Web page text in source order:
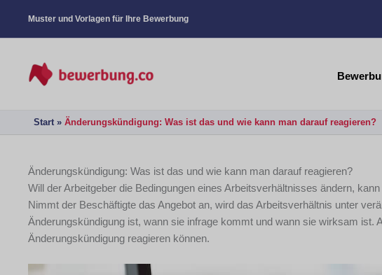
Muster und Vorlagen für Ihre Bewerbung
Start Änderungskündigung: Was ist das und wie kann man darauf reagieren?
Änderungskündigung: Was ist das und wie kann man darauf reagieren?
Will der Arbeitgeber die Bedingungen eines Arbeitsverhältnisses ändern,
Nimmt der Beschäftigte das Angebot an, wird das Arbeitsverhältnis unter
Änderungskündigung ist, wann sie infrage kommt und wann sie wirksam ist.
Änderungskündigung reagieren können.